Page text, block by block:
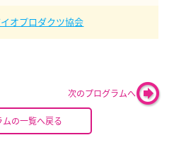
オプロダクツ協会
次のプログラムへ
ムの一覧へ戻る